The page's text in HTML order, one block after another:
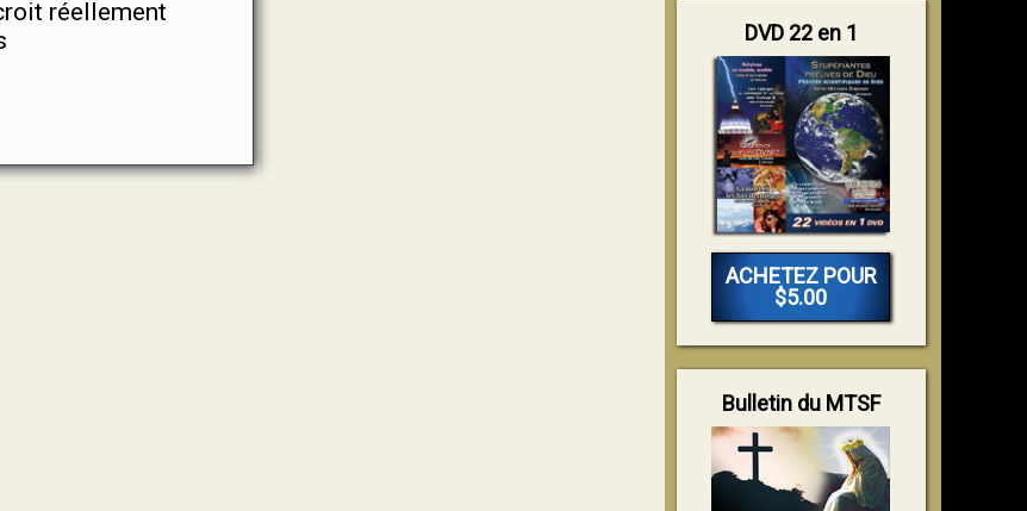
réellement
DVD 22 en 1
ACHETEZ POUR
$5.00
Bulletin du MTSF